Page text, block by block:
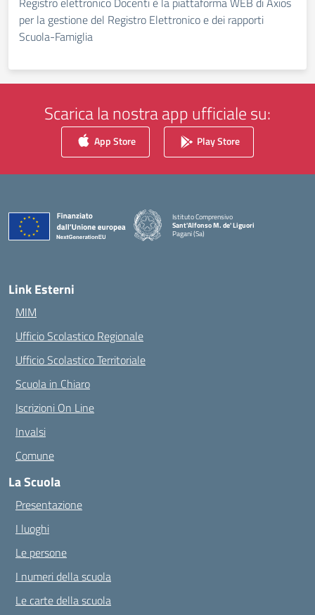
per la gestione del Registro Elettronico e dei rapporti
Scuola-Famiglia
Scarica la nostra app ufficiale su:
App Store Play Store
Istituto Comprensivo
Sant'Alfonso M. de' Liguori
Pagani (Sa)
— Visita la pagina iniziale della scuola
Link Esterni
MIM
Ufficio Scolastico Regionale
Ufficio Scolastico Territoriale
Scuola in Chiaro
Iscrizioni On Line
Invalsi
Comune
La Scuola
Presentazione
I luoghi
Le persone
I numeri della scuola
Le carte della scuola